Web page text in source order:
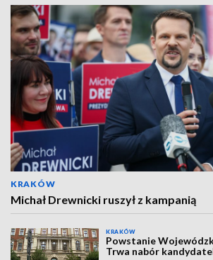
KRAKÓW
Michał Drewnicki ruszył z kampanią
KRAKÓW
Powstanie
Trwa nabór